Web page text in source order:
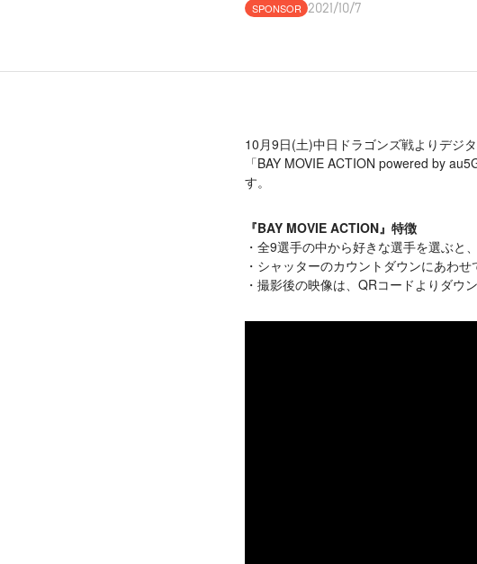
SPONSOR 2021/10/7
10月9日(土)中日ドラゴンズ戦よりデジ
「BAY MOVIE ACTION powered by
す。
『BAY MOVIE ACTION』特徴
全9選手の中から好きな選手を選ぶと
シャッターのカウントダウンにあわせ
撮影後の映像は、QRコードよりダウ